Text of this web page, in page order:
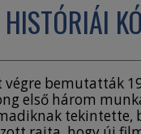
végre bemutatták
első három
tekintette,